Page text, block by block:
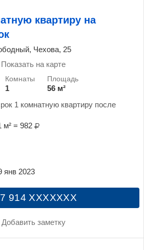
квартиру на
Чехова, 25
на карте
1
56 м²
1 комнатную квартиру после
м² = 982
914 XXXXXXX
Добавить заметку
янв 2023